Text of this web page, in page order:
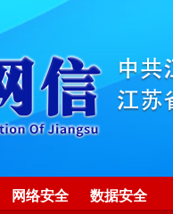
网络安全 数据安全